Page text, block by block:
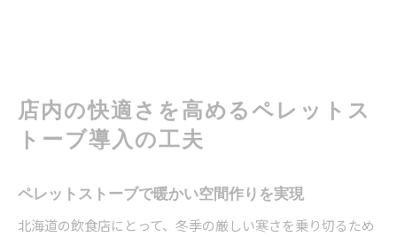
店内の快適さを高めるペレットス
トーブ導入の工夫
ペレットストーブで暖かい空間作りを実現
北海道の飲食店にとって、冬季の厳しい寒さを乗り切るため